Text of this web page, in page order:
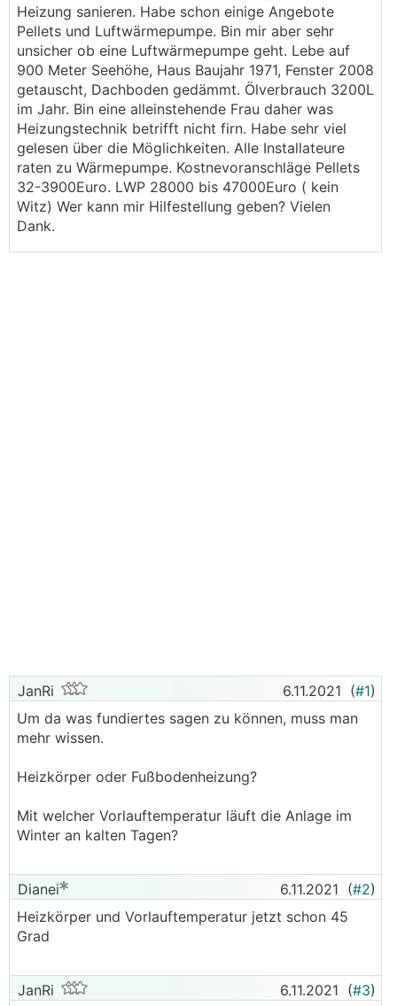
Heizung sanieren. Habe schon einige Angebote
Pellets und Luftwärmepumpe. Bin mir aber sehr
unsicher ob eine Luftwärmepumpe geht. Lebe auf
900 Meter Seehöhe, Haus Baujahr 1971, Fenster 2008
getauscht, Dachboden gedämmt. Ölverbrauch 3200L
im Jahr. Bin eine alleinstehende Frau daher was
Heizungstechnik betrifft nicht firn. Habe sehr viel
gelesen über die Möglichkeiten. Alle Installateure
raten zu Wärmepumpe. Kostnevoranschläge Pellets
32-3900Euro. LWP 28000 bis 47000Euro ( kein
Witz) Wer kann mir Hilfestellung geben? Vielen
Dank.
JanRi 6.11.2021 (#1)
Um da was fundiertes sagen zu können, muss man
mehr wissen.
Heizkörper oder Fußbodenheizung?
Mit welcher Vorlauftemperatur läuft die Anlage im
Winter an kalten Tagen?
Dianei 6.11.2021 (#2)
Heizkörper und Vorlauftemperatur jetzt schon 45
Grad
JanRi 6.11.2021 (#3)